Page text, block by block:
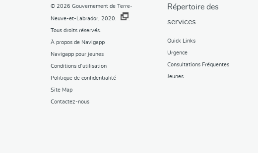
© 2026 Gouvernement de Terre-
Neuve-et-Labrador, 2020.
Tous droits réservés.
À propos de Navigapp
Navigapp pour jeunes
Conditions d’utilisation
Politique de confidentialité
Site Map
Contactez-nous
Répertoire des
services
Quick Links
Urgence
Consultations Fréquentes
Jeunes